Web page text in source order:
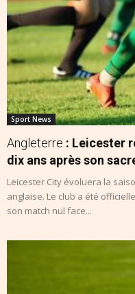
Sport News
Angleterre : Leicester
dix ans après son
Leicester City évoluera la
anglaise. Le club a été
son match nul face...